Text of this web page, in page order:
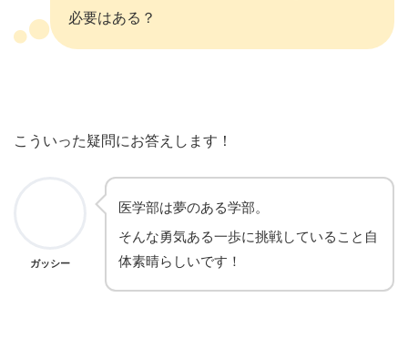
必要はある？
こういった疑問にお答えします！
ガッシー
医学部は夢のある学部。
そんな勇気ある一歩に挑戦していること自
体素晴らしいです！